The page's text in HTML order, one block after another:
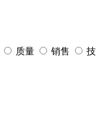
质量 销售
技